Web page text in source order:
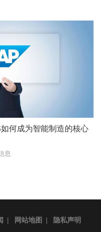
如何成为智能制造的核心
息
| 网站地图 | 隐私声明